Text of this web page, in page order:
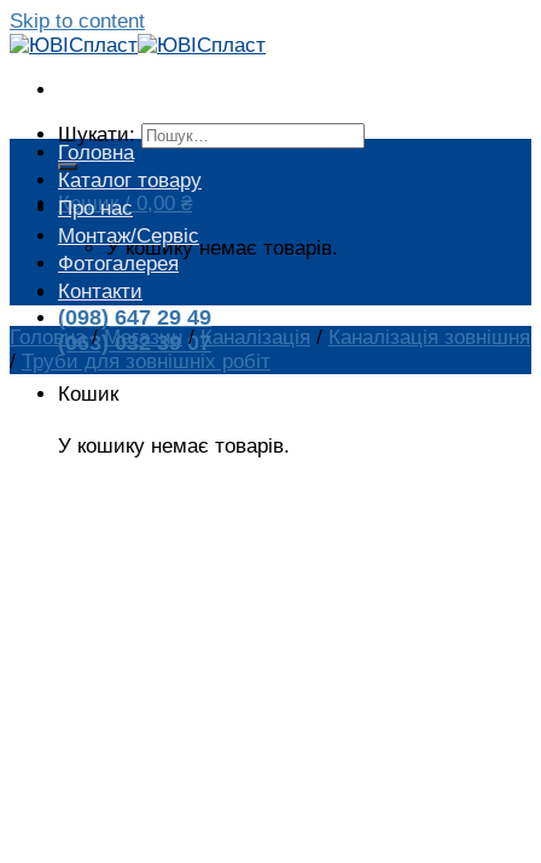
Skip to content
Шукати:
Кошик / 0,00 ₴
У кошику немає товарів.
(098) 647 29 49
(063) 032 39 07
Кошик
У кошику немає товарів.
Головна
Каталог товару
Про нас
Монтаж/Сервіс
Фотогалерея
Контакти
Головна / Магазин / Каналізація / Каналізація зовнішня
/ Труби для зовнішніх робіт